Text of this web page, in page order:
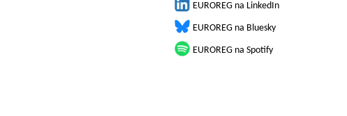
EUROREG na LinkedIn
EUROREG na Bluesky
EUROREG na Spotify